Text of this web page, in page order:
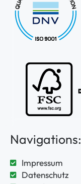
Navigations:
Impressum
Datenschutz